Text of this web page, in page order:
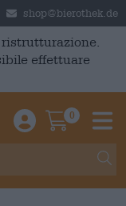
shop@bierothek.de
effettuare
Einloggen /
0